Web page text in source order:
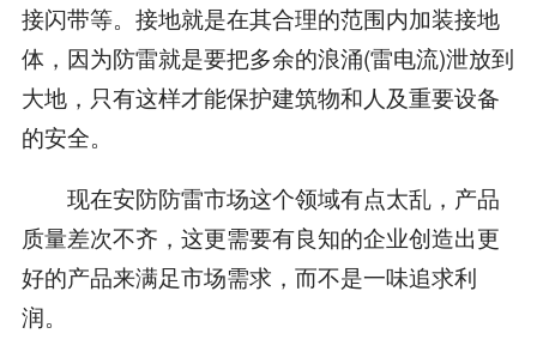
接闪带等。接地就是在其合理的范围内加装接地
体，因为防雷就是要把多余的浪涌(雷电流)泄放到
大地，只有这样才能保护建筑物和人及重要设备
的安全。
现在安防防雷市场这个领域有点太乱，产品
质量差次不齐，这更需要有良知的企业创造出更
好的产品来满足市场需求，而不是一味追求利
润。